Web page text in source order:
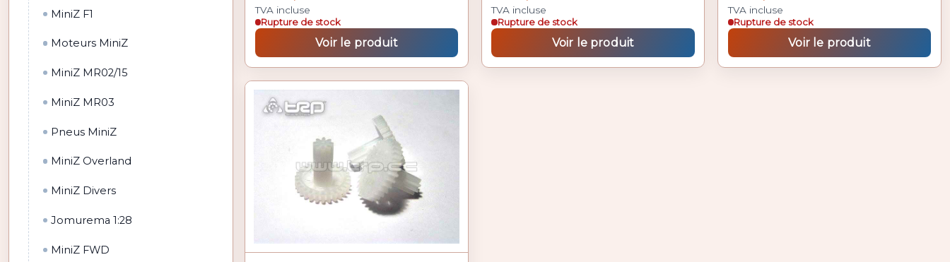
MiniZ F1
Moteurs MiniZ
MiniZ MR02/15
MiniZ MR03
Pneus MiniZ
MiniZ Overland
MiniZ Divers
Jomurema 1:28
MiniZ FWD
TVA incluse
Rupture de stock
Voir le produit
TVA incluse
Rupture de stock
Voir le produit
TVA incluse
Rupture de stock
Voir le produit